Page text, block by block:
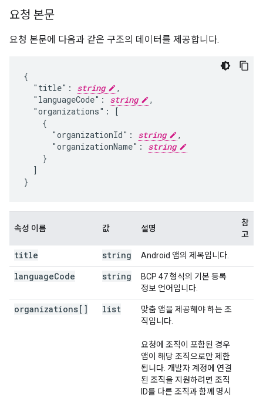
요청 본문
요청 본문에 다음과 같은 구조의 데이터를 제공합니다.
{
  "title":
string
,
  "languageCode":
string
,
  "organizations": [
    {
      "organizationId":
string
,
      "organizationName":
string
    }
  ]
}
속성 이름 값 설명
참
고
title string Android 앱의 제목입니다.
languageCode string
BCP 47 형식의 기본 등록
정보 언어입니다.
organizations[] list
맞춤 앱을 제공해야 하는 조
직입니다.
요청에 조직이 포함된 경우
앱이 해당 조직으로만 제한
됩니다. 개발자 계정에 연결
된 조직을 지원하려면 조직
ID를 다른 조직과 함께 명시